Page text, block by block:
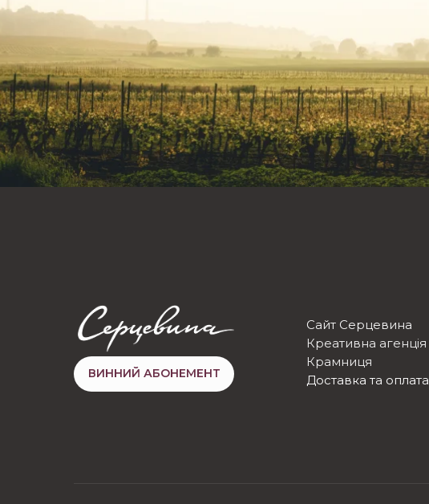
Сайт Серцевина
Креативна агенція
Крамниця
Доставка та оплата
ВИННИЙ АБОНЕМЕНТ